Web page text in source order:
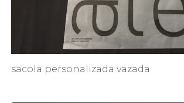
sacola personalizada vazada